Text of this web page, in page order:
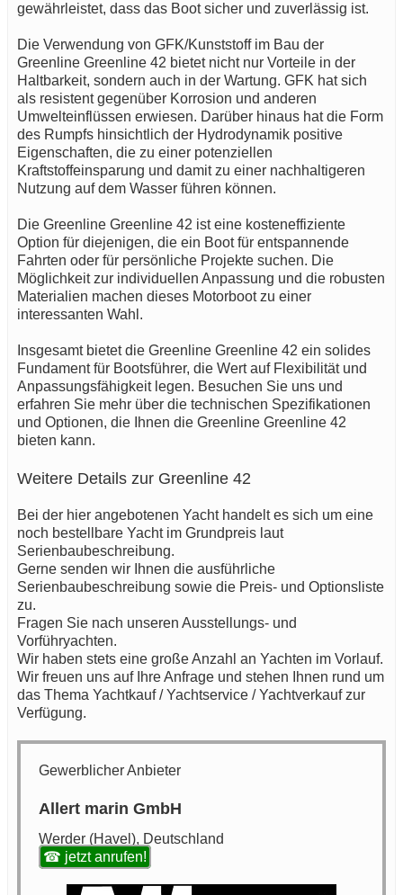
gewährleistet, dass das Boot sicher und zuverlässig ist.
Die Verwendung von GFK/Kunststoff im Bau der
Greenline Greenline 42 bietet nicht nur Vorteile in der
Haltbarkeit, sondern auch in der Wartung. GFK hat sich
als resistent gegenüber Korrosion und anderen
Umwelteinflüssen erwiesen. Darüber hinaus hat die Form
des Rumpfs hinsichtlich der Hydrodynamik positive
Eigenschaften, die zu einer potenziellen
Kraftstoffeinsparung und damit zu einer nachhaltigeren
Nutzung auf dem Wasser führen können.
Die Greenline Greenline 42 ist eine kosteneffiziente
Option für diejenigen, die ein Boot für entspannende
Fahrten oder für persönliche Projekte suchen. Die
Möglichkeit zur individuellen Anpassung und die robusten
Materialien machen dieses Motorboot zu einer
interessanten Wahl.
Insgesamt bietet die Greenline Greenline 42 ein solides
Fundament für Bootsführer, die Wert auf Flexibilität und
Anpassungsfähigkeit legen. Besuchen Sie uns und
erfahren Sie mehr über die technischen Spezifikationen
und Optionen, die Ihnen die Greenline Greenline 42
bieten kann.
Weitere Details zur Greenline 42
Bei der hier angebotenen Yacht handelt es sich um eine
noch bestellbare Yacht im Grundpreis laut
Serienbaubeschreibung.
Gerne senden wir Ihnen die ausführliche
Serienbaubeschreibung sowie die Preis- und Optionsliste
zu.
Fragen Sie nach unseren Ausstellungs- und
Vorführyachten.
Wir haben stets eine große Anzahl an Yachten im Vorlauf.
Wir freuen uns auf Ihre Anfrage und stehen Ihnen rund um
das Thema Yachtkauf / Yachtservice / Yachtverkauf zur
Verfügung.
Gewerblicher Anbieter
Allert marin GmbH
Werder (Havel), Deutschland
☎ jetzt anrufen!